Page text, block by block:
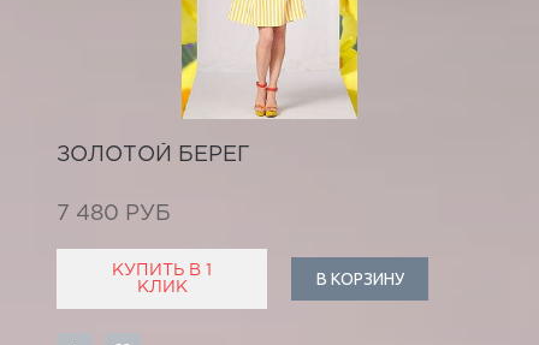
ЗОЛОТОЙ БЕРЕГ
7 480 РУБ
КУПИТЬ В 1
КЛИК
В КОРЗИНУ